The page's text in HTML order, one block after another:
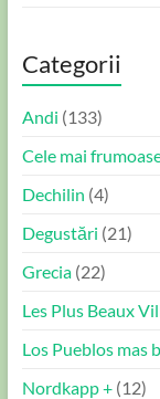
Categorii
Andi (133)
Cele mai
Dechilin (4)
Degustări (21)
Grecia(22)
Les Plus Beaux
Los Pueblos mas
Nordkapp +(12)